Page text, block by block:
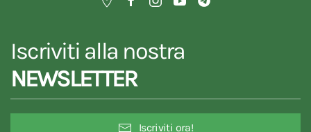
Iscriviti alla nostra
NEWSLETTER
Iscriviti ora!